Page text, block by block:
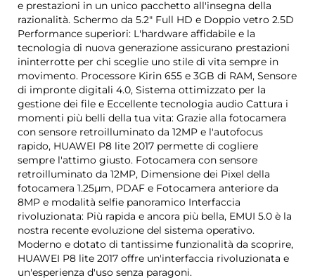
e prestazioni in un unico pacchetto all'insegna della
razionalità. Schermo da 5.2" Full HD e Doppio vetro 2.5D
Performance superiori: L'hardware affidabile e la
tecnologia di nuova generazione assicurano prestazioni
ininterrotte per chi sceglie uno stile di vita sempre in
movimento. Processore Kirin 655 e 3GB di RAM, Sensore
di impronte digitali 4.0, Sistema ottimizzato per la
gestione dei file e Eccellente tecnologia audio Cattura i
momenti più belli della tua vita: Grazie alla fotocamera
con sensore retroilluminato da 12MP e l'autofocus
rapido, HUAWEI P8 lite 2017 permette di cogliere
sempre l'attimo giusto. Fotocamera con sensore
retroilluminato da 12MP, Dimensione dei Pixel della
fotocamera 1.25μm, PDAF e Fotocamera anteriore da
8MP e modalità selfie panoramico Interfaccia
rivoluzionata: Più rapida e ancora più bella, EMUI 5.0 è la
nostra recente evoluzione del sistema operativo.
Moderno e dotato di tantissime funzionalità da scoprire,
HUAWEI P8 lite 2017 offre un'interfaccia rivoluzionata e
un'esperienza d'uso senza paragoni.